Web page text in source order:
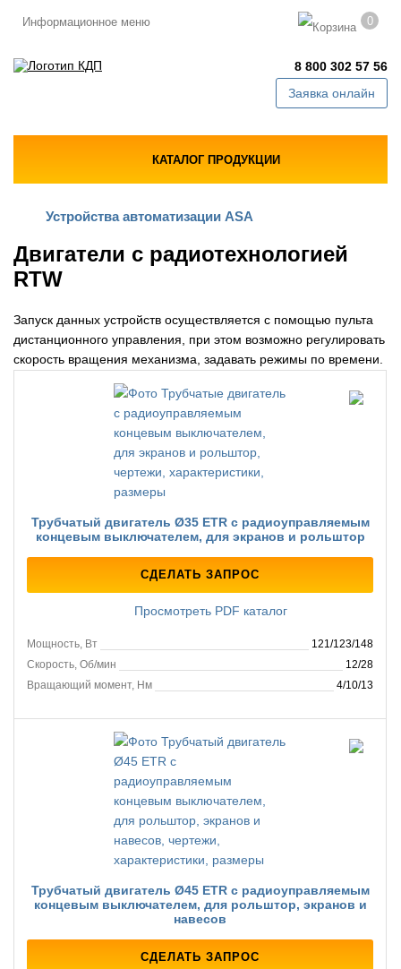
Информационное меню 0
8 800 302 57 56
Заявка онлайн
КАТАЛОГ ПРОДУКЦИИ
Устройства автоматизации ASA
Двигатели с радиотехнологией
RTW
Запуск данных устройств осуществляется с помощью пульта
дистанционного управления, при этом возможно регулировать
скорость вращения механизма, задавать режимы по времени.
Трубчатый двигатель Ø35 ETR с радиоуправляемым
концевым выключателем, для экранов и рольштор
СДЕЛАТЬ ЗАПРОС
Просмотреть PDF каталог
Мощность, Вт
121/123/148
Скорость, Об/мин
12/28
Вращающий момент, Нм
4/10/13
Трубчатый двигатель Ø45 ETR с радиоуправляемым
концевым выключателем, для рольштор, экранов и
навесов
СДЕЛАТЬ ЗАПРОС